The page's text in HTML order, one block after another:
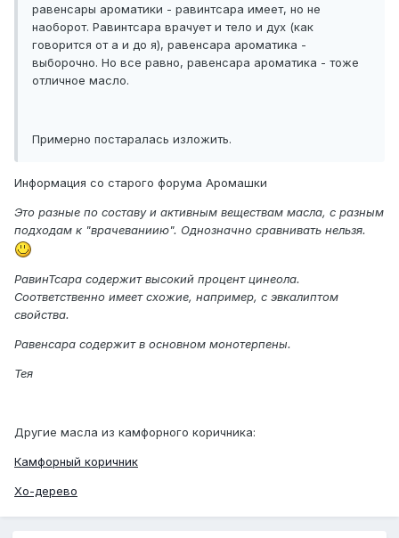
равенсары ароматики - равинтсара имеет, но не
наоборот. Равинтсара врачует и тело и дух (как
говорится от а и до я), равенсара ароматика -
выборочно. Но все равно, равенсара ароматика - тоже
отличное масло.
Примерно постаралась изложить.
Информация со старого форума Аромашки
Это разные по составу и активным веществам масла, с разным
подходам к "врачеваниию". Однозначно сравнивать нельзя.
РавинТсара содержит высокий процент цинеола.
Соответственно имеет схожие, например, с эвкалиптом
свойства.
Равенсара содержит в основном монотерпены.
Тея
Другие масла из камфорного коричника:
Камфорный коричник
Хо-дерево